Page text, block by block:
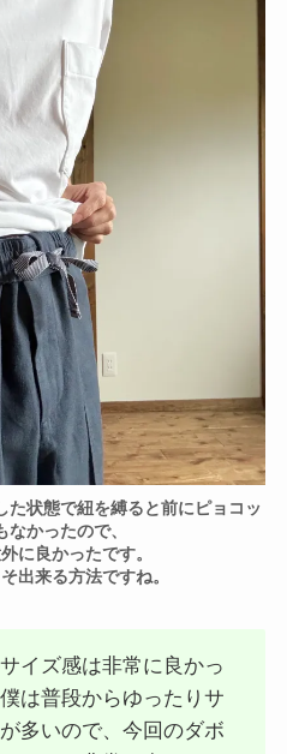
た状態で紐を縛ると前にピョコッ
なかったので、
に良かったです。
出来る方法ですね。
イズ感は非常に良かっ
は普段からゆったりサ
多いので、今回のダボ